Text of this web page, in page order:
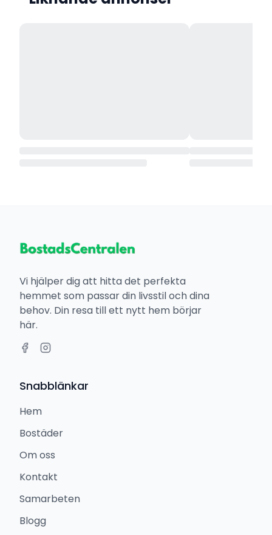
Vi hjälper dig att hitta det perfekta
hemmet som passar din livsstil och dina
behov. Din resa till ett nytt hem börjar
här.
Snabblänkar
Hem
Bostäder
Om oss
Kontakt
Samarbeten
Blogg